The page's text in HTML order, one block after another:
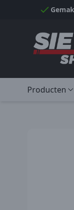
Naar inhoud gaan
Producten